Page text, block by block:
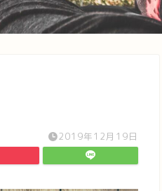
2019年12月19日